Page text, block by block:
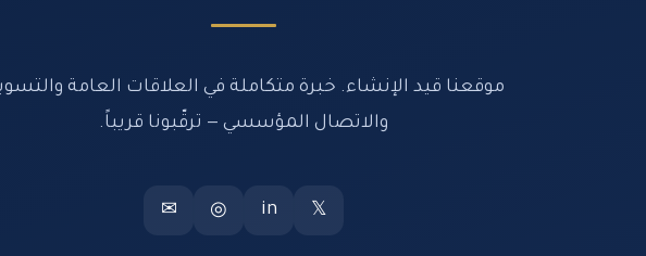
موقعنا قيد الإنشاء. خبرة متكاملة في العلاقات العامة
والاتصال المؤسسي — ترقّبونا قريباً.
𝕏
in
◎
✉